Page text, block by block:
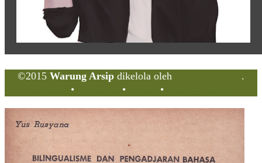
©2015 Warung Arsip dikelola oleh
.
• • •